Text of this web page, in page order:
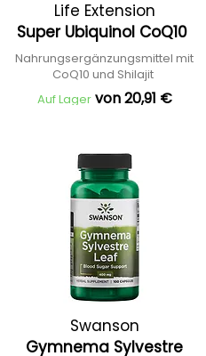
Life Extension
Super Ubiquinol CoQ10
Nahrungsergänzungsmittel mit
CoQ10 und Shilajit
Auf Lager von 20,91 €
Swanson
Gymnema Sylvestre